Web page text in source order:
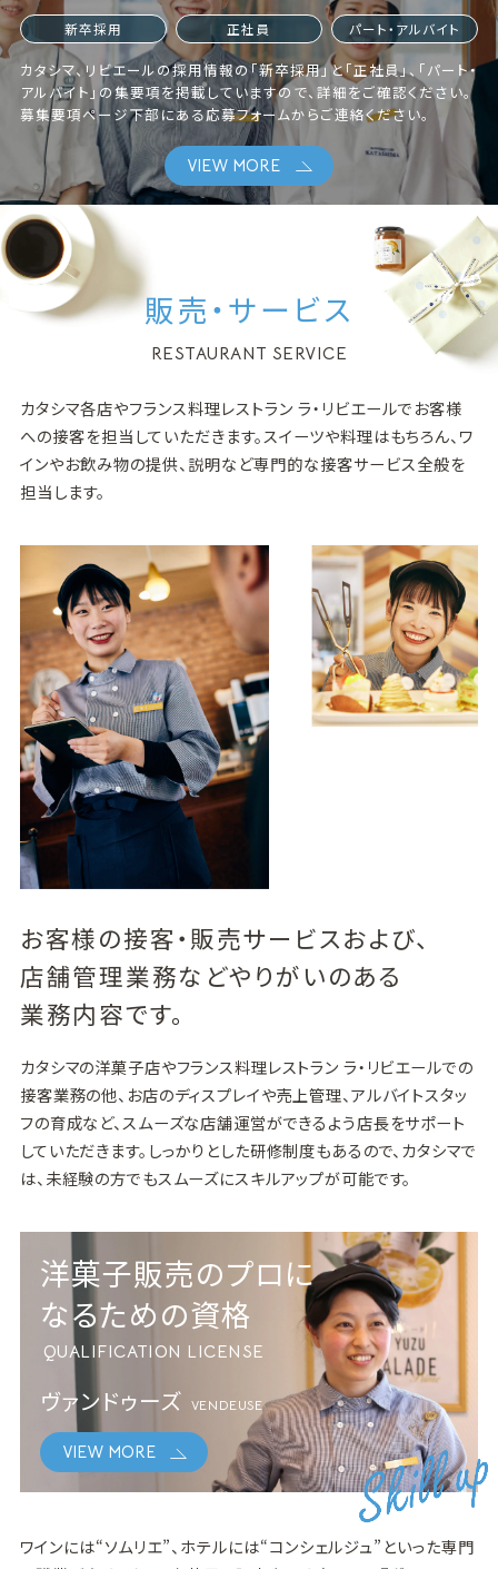
新卒採用 正社員 パート・アルバイト
カタシマ、リビエールの採用情報の「新卒採用」と「正社員」、「パート・
アルバイト」の集要項を掲載していますので、詳細をご確認ください。
募集要項ページ下部にある応募フォームからご連絡ください。
VIEW MORE
販売・サービス
RESTAURANT SERVICE
カタシマ各店やフランス料理レストラン ラ・リビエールでお客様
への接客を担当していただきます。スイーツや料理はもちろん、ワ
インやお飲み物の提供、説明など専門的な接客サービス全般を
担当します。
お客様の接客・販売サービスおよび、
店舗管理業務などやりがいのある
業務内容です。
カタシマの洋菓子店やフランス料理レストラン ラ・リビエールでの
接客業務の他、お店のディスプレイや売上管理、アルバイトスタッ
フの育成など、スムーズな店舗運営ができるよう店長をサポート
していただきます。しっかりとした研修制度もあるので、カタシマで
は、未経験の方でもスムーズにスキルアップが可能です。
洋菓子販売のプロに
なるための資格
QUALIFICATION LICENSE
ヴァンドゥーズ VENDEUSE
VIEW MORE
ワインには“ソムリエ”、ホテルには“コンシェルジュ”といった専門